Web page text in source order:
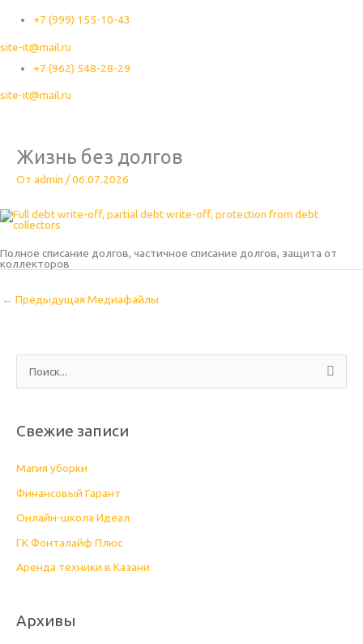
+7 (999) 155-10-43
site-it@mail.ru
+7 (962) 548-28-29
site-it@mail.ru
Жизнь без долгов
От admin /06.07.2026
Полное списание долгов, частичное списание долгов, защита от
коллекторов
← Предыдущая Медиафайлы
с
к
Свежие записи
Магия уборки
Финансовый Гарант
Онлайн-школа Идеал
ГК Фонталайф Плюс
Аренда техники в Казани
Архивы